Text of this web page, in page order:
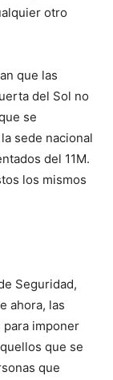
otro
que las
del Sol no
se
sede nacional
del 11M.
los mismos
Seguridad,
ahora, las
para imponer
que se
que